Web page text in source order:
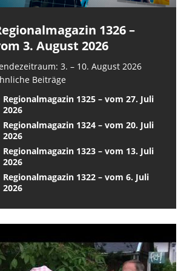
1326 –
3. August 2026
3. – 10. August 2026
Beiträge
Regionalmagazin 1325 – vom 27. Juli
2026
Regionalmagazin 1324 – vom 20. Juli
2026
Regionalmagazin 1323 – vom 13. Juli
2026
Regionalmagazin 1322 – vom 6. Juli
2026